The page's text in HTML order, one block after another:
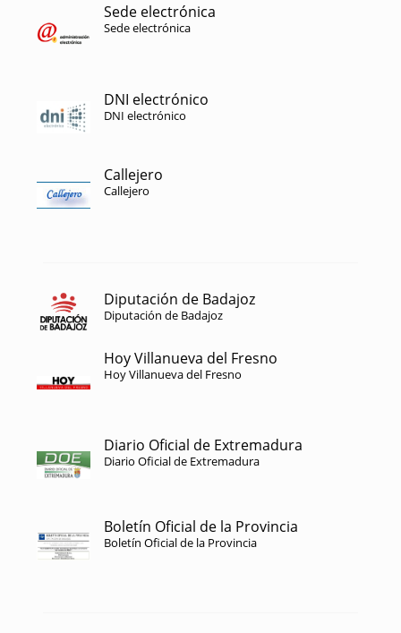
Sede electrónica
Sede electrónica
DNI electrónico
DNI electrónico
Callejero
Callejero
Diputación de Badajoz
Diputación de Badajoz
Hoy Villanueva del Fresno
Hoy Villanueva del Fresno
Diario Oficial de Extremadura
Diario Oficial de Extremadura
Boletín Oficial de la Provincia
Boletín Oficial de la Provincia